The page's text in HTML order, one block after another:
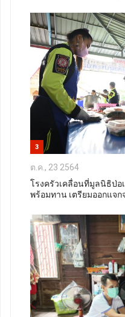
3
ต.ค., 23 2564
โรงครัวเคลื่อนที่มูลนิธิป่อ
พร้อมทาน เตรียมออกแจ